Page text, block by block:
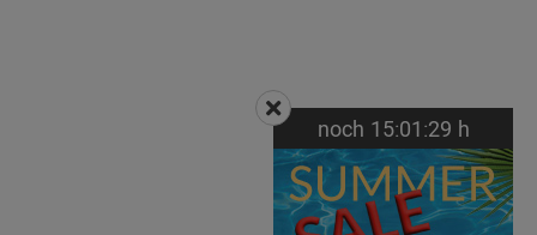
noch 15:01:29 h